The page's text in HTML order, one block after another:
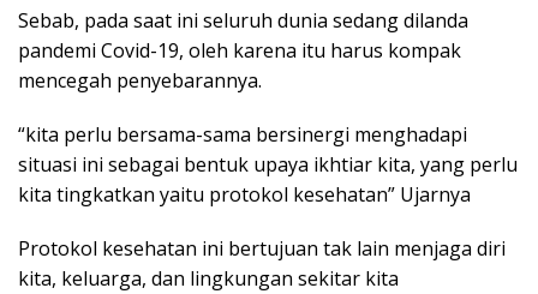
Sebab, pada saat ini seluruh dunia sedang dilanda
pandemi Covid-19, oleh karena itu harus kompak
mencegah penyebarannya.
“kita perlu bersama-sama bersinergi menghadapi
situasi ini sebagai bentuk upaya ikhtiar kita, yang perlu
kita tingkatkan yaitu protokol kesehatan” Ujarnya
Protokol kesehatan ini bertujuan tak lain menjaga diri
kita, keluarga, dan lingkungan sekitar kita